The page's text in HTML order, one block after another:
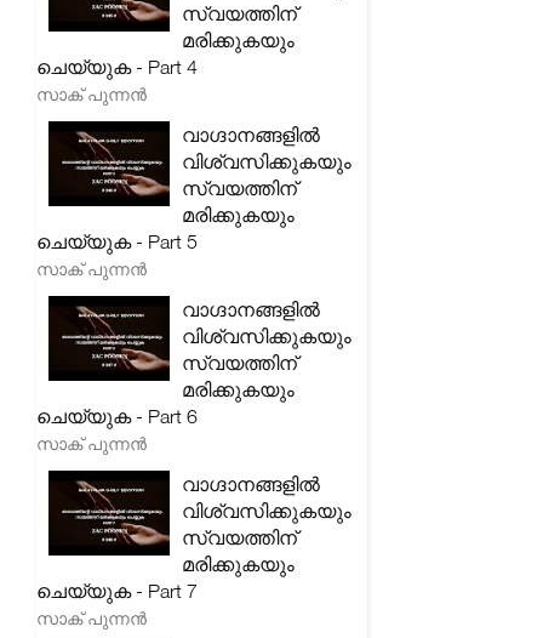
സ്വയത്തിന്
മരിക്കുകയും
ചെയ്യുക - Part 4
സാക് പുന്നൻ
വാഗ്ദാനങ്ങളിൽ
വിശ്വസിക്കുകയും
സ്വയത്തിന്
മരിക്കുകയും
ചെയ്യുക - Part 5
സാക് പുന്നൻ
വാഗ്ദാനങ്ങളിൽ
വിശ്വസിക്കുകയും
സ്വയത്തിന്
മരിക്കുകയും
ചെയ്യുക - Part 6
സാക് പുന്നൻ
വാഗ്ദാനങ്ങളിൽ
വിശ്വസിക്കുകയും
സ്വയത്തിന്
മരിക്കുകയും
ചെയ്യുക - Part 7
സാക് പുന്നൻ